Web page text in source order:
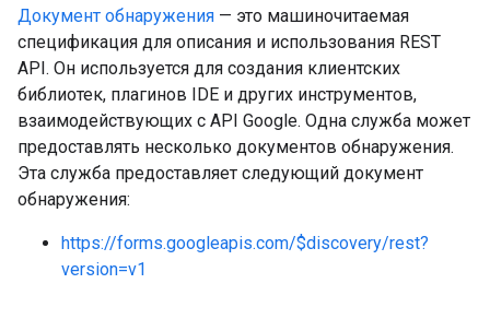
Документ обнаружения — это машиночитаемая
спецификация для описания и использования REST
API. Он используется для создания клиентских
библиотек, плагинов IDE и других инструментов,
взаимодействующих с API Google. Одна служба может
предоставлять несколько документов обнаружения.
Эта служба предоставляет следующий документ
обнаружения:
https://forms.googleapis.com/$discovery/rest?
version=v1